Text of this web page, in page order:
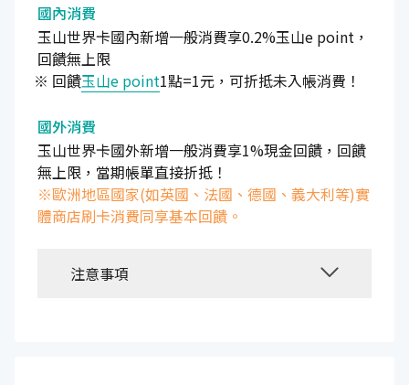
國內消費
玉山世界卡國內新增一般消費享0.2%玉山e point，
回饋無上限
回饋玉山e point1點=1元，可折抵未入帳消費！
國外消費
玉山世界卡國外新增一般消費享1%現金回饋，回饋
無上限，當期帳單直接折抵！
※歐洲地區國家(如英國、法國、德國、義大利等)實
體商店刷卡消費同享基本回饋。
注意事項